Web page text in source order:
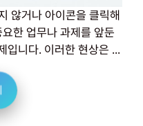
않거나 아이콘을 클릭해
한 업무나 과제를 앞둔
입니다. 이러한 현상은 ...